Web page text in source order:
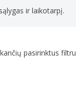
ir laikotarpį.
pasirinktus